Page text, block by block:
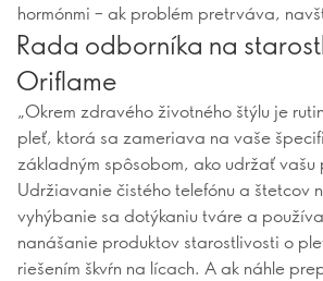
hormónmi – ak problém pretrváva,
Rada odborníka na
Oriflame
„Okrem zdravého životného štýlu je
pleť, ktorá sa zameriava na vaše
základným spôsobom, ako udržať vašu
Udržiavanie čistého telefónu a štetcov
vyhýbanie sa dotýkaniu tváre a
nanášanie produktov starostlivosti o
riešením škvŕn na lícach. A ak náhle